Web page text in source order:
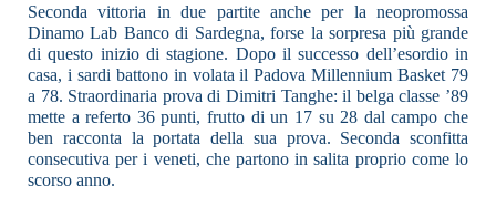
Seconda vittoria in due partite anche per la neopromossa
Dinamo Lab Banco di Sardegna, forse la sorpresa più grande
di questo inizio di stagione. Dopo il successo dell’esordio in
casa, i sardi battono in volata il Padova Millennium Basket 79
a 78. Straordinaria prova di Dimitri Tanghe: il belga classe ’89
mette a referto 36 punti, frutto di un 17 su 28 dal campo che
ben racconta la portata della sua prova. Seconda sconfitta
consecutiva per i veneti, che partono in salita proprio come lo
scorso anno.